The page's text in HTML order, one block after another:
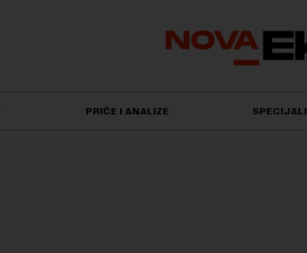
PRIČE I ANALIZE SPECIJALI